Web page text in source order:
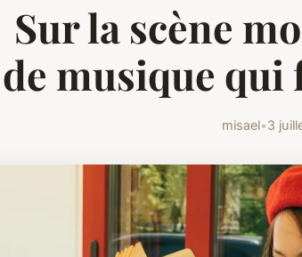
Sur la scène
de musique qui
misael•3